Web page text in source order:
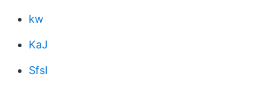
kw
KaJ
SfsI